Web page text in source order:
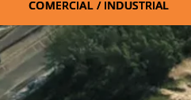
COMERCIAL / INDUSTRIAL